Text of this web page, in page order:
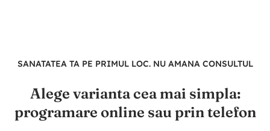
SANATATEA TA PE PRIMUL LOC. NU AMANA CONSULTUL
Alege varianta cea mai simpla:
programare online sau prin telefon